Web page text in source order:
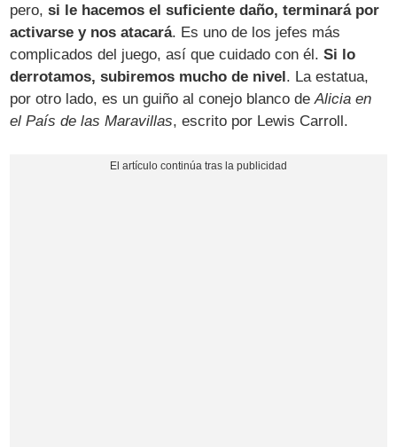
pero,si le hacemos el suficiente daño, terminará por
activarse y nos atacará. Es uno de los jefes más
complicados del juego, así que cuidado con él.Si lo
derrotamos, subiremos mucho de nivel. La estatua,
por otro lado, es un guiño al conejo blanco deAlicia en
el País de las Maravillas, escrito por Lewis Carroll.